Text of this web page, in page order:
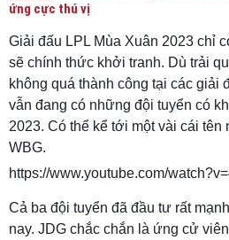
ứng cực thú vị
Giải đấu LPL Mùa Xuân 2023 chỉ
sẽ chính thức khởi tranh. Dù trải
không quá thành công tại các giải
vẫn đang có những đội tuyển có
2023. Có thể kể tới một vài cái tên
WBG.
https://www.youtube.com/
Cả ba đội tuyển đã đầu tư rất
nay. JDG chắc chắn là ứng cử